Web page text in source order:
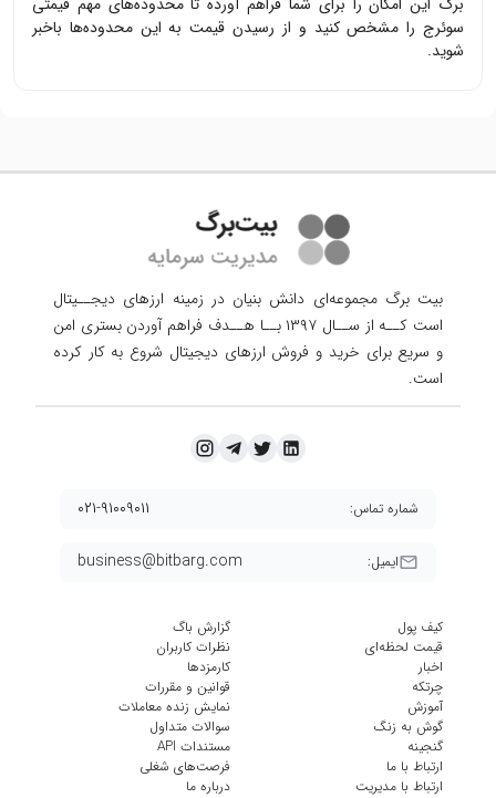
سوئرج را مشخص کنید و از رسیدن قیمت به این محدوده‌ها باخبر
شوید.
بیت برگ مجموعه‌ای دانش بنیان در زمینه ارزهای دیجــیتال
است کــه از ســال ۱۳۹۷ بــا هــدف فراهم آوردن
بستری امن
و سریع برای خرید و فروش ارزهای دیجیتال شروع به کار کرده
است.
ایمیل: business@bitbarg.com
شماره تماس: ۰۲۱-۹۱۰۰۹۰۱۱
کیف پول
قیمت لحظه‌ای
اخبار
چرتکه
آموزش
گوش به زنگ
گنجینه
ارتباط با ما
ارتباط با مدیریت
گزارش باگ
نظرات کاربران
کارمزد‌ها
قوانین و مقررات
نمایش زنده معاملات
سوالات متداول
مستندات API
فرصت‌های شغلی
درباره ما